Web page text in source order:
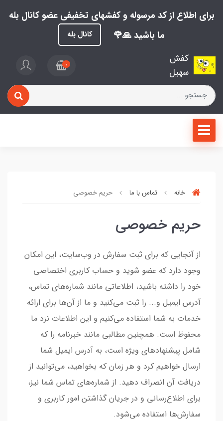
برای اطلاع از کد مرسوله و کفشهای تخفیفی عضو کانال بله
ما باشید 🙏🌹
کانال بله
کفش
سهیل
0
خانه تماس با ما حریم خصوصی
حریم خصوصی
از آنجایی که برای ثبت سفارش در وب‌سایت، این امکان
وجود دارد که عضو شوید و حساب کاربری اختصاصی
خود را داشته باشید، اطلاعاتی مانند شماره‌های تماس،
آدرس ایمیل و... را ثبت می‌کنید و ما از آن‌ها برای ارائه
خدمات به شما استفاده می‌کنیم و این اطلاعات نزد ما
محفوظ است. همچنین مطالبی مانند خبرنامه را که
شامل پیشنهادهای ویژه است، به آدرس ایمیل شما
ارسال خواهیم کرد و هر زمان که بخواهید، می‌توانید از
دریافت آن انصراف دهید. از شماره‌های تماس شما نیز،
برای اطلاع‌رسانی و در جریان گذاشتن امور کاربری و
سفارش‌ها استفاده می‌شود.